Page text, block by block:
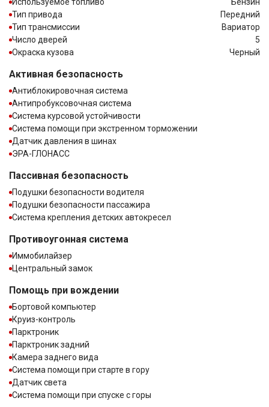
Тип привода
Передний
Тип трансмиссии
Вариатор
Число дверей
5
Окраска кузова
Черный
Активная безопасность
Антиблокировочная система
Антипробуксовочная система
Система курсовой устойчивости
Система помощи при экстренном торможении
Датчик давления в шинах
ЭРА-ГЛОНАСС
Пассивная безопасность
Подушки безопасности водителя
Подушки безопасности пассажира
Система крепления детских автокресел
Противоугонная система
Иммобилайзер
Центральный замок
Помощь при вождении
Бортовой компьютер
Круиз-контроль
Парктроник
Парктроник задний
Камера заднего вида
Система помощи при старте в гору
Датчик света
Система помощи при спуске с горы